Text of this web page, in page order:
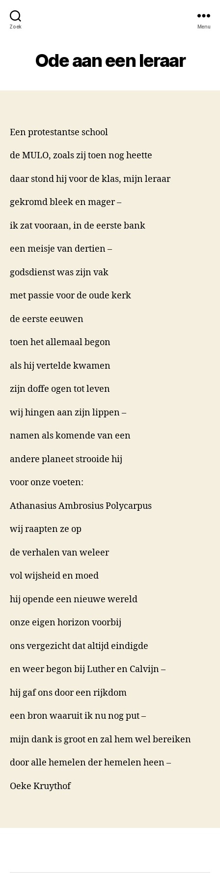
Zoek Menu
Ode aan een leraar
Een protestantse school
de MULO, zoals zij toen nog heette
daar stond hij voor de klas, mijn leraar
gekromd bleek en mager –
ik zat vooraan, in de eerste bank
een meisje van dertien –
godsdienst was zijn vak
met passie voor de oude kerk
de eerste eeuwen
toen het allemaal begon
als hij vertelde kwamen
zijn doffe ogen tot leven
wij hingen aan zijn lippen –
namen als komende van een
andere planeet strooide hij
voor onze voeten:
Athanasius Ambrosius Polycarpus
wij raapten ze op
de verhalen van weleer
vol wijsheid en moed
hij opende een nieuwe wereld
onze eigen horizon voorbij
ons vergezicht dat altijd eindigde
en weer begon bij Luther en Calvijn –
hij gaf ons door een rijkdom
een bron waaruit ik nu nog put –
mijn dank is groot en zal hem wel bereiken
door alle hemelen der hemelen heen –
Oeke Kruythof